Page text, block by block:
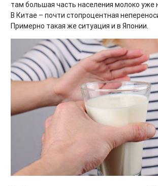
там большая часть населения молоко уже
В Китае – почти стопроцентная
Примерно такая же ситуация и в Японии.